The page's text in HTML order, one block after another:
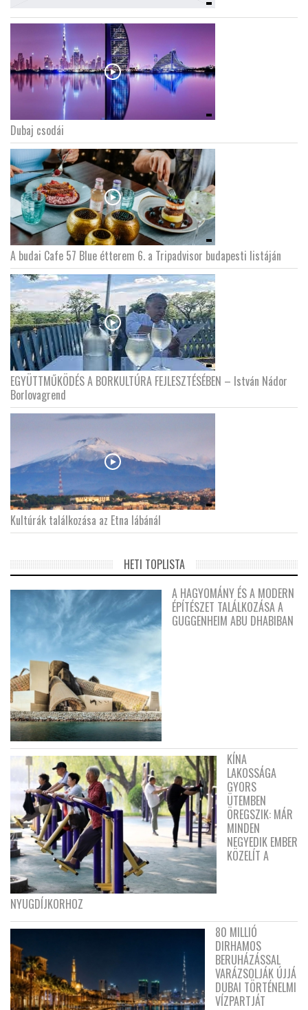
Dubaj csodái
A budai Cafe 57 Blue étterem 6. a Tripadvisor budapesti listáján
EGYÜTTMŰKÖDÉS A BORKULTÚRA FEJLESZTÉSÉBEN – István Nádor
Borlovagrend
Kultúrák találkozása az Etna lábánál
HETI TOPLISTA
A HAGYOMÁNY ÉS A MODERN
ÉPÍTÉSZET TALÁLKOZÁSA A
GUGGENHEIM ABU DHABIBAN
KÍNA
LAKOSSÁGA
GYORS
ÜTEMBEN
ÖREGSZIK: MÁR
MINDEN
NEGYEDIK EMBER
KÖZELÍT A
NYUGDÍJKORHOZ
80 MILLIÓ
DIRHAMOS
BERUHÁZÁSSAL
VARÁZSOLJÁK ÚJJÁ
DUBAI TÖRTÉNELMI
VÍZPARTJÁT